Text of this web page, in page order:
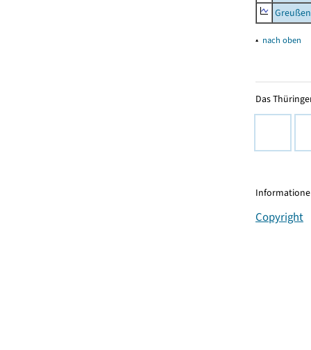
▴ nach oben
Das
Copyright